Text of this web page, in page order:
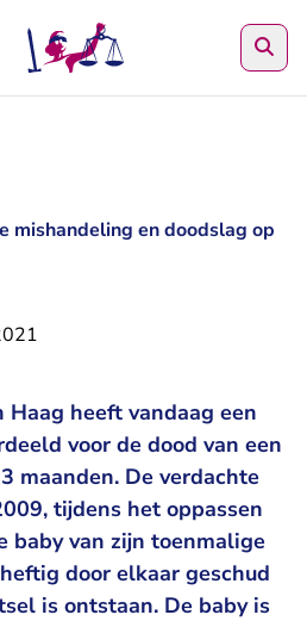
mishandeling en doodslag op
heeft vandaag een
voor de dood van een
maanden. De verdachte
tijdens het oppassen
baby van zijn toenmalige
door elkaar geschud
is ontstaan. De baby is